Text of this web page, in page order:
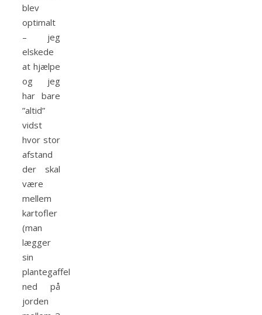
blev
optimalt
– jeg
elskede
at hjælpe
og jeg
har bare
”altid”
vidst
hvor stor
afstand
der skal
være
mellem
kartofler
(man
lægger
sin
plantegaffel
ned på
jorden